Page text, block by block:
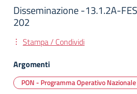
Disseminazione -13.1.2A-
202
Stampa / Condividi
Argomenti
PON - Programma Operativo Nazionale